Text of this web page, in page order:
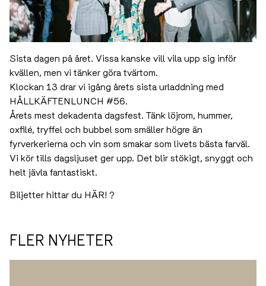
Sista dagen på året. Vissa kanske vill vila upp sig inför
kvällen, men vi tänker göra tvärtom.
Klockan 13 drar vi igång årets sista urladdning med
HÅLLKÄFTENLUNCH#56.
Årets mest dekadenta dagsfest. Tänk löjrom, hummer,
oxfilé, tryffel och bubbel som smäller högre än
fyrverkerierna och vin som smakar som livets bästa farväl.
Vi kör tills dagsljuset ger upp. Det blir stökigt, snyggt och
helt jävla fantastiskt.
Biljetter hittar du HÄR! ?
FLER NYHETER